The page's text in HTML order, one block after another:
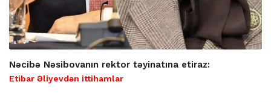
Nəcibə Nəsibovanın rektor təyinatına etiraz:
Etibar Əliyevdən ittihamlar